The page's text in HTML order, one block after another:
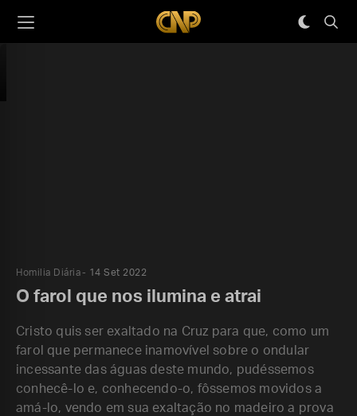
Homilia Diária 14 Set 2022
O farol que nos ilumina e atrai
Cristo quis ser exaltado na Cruz para que, como um
farol que permanece inamovível sobre o ondular
incessante das águas deste mundo, pudéssemos
conhecê-lo e, conhecendo-o, fôssemos movidos a
amá-lo, vendo em sua exaltação no madeiro a prova